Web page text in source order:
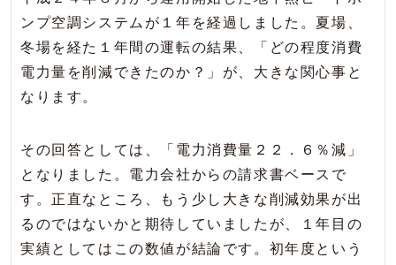
ンプ空調システムが１年を経過しました。夏場、
冬場を経た１年間の運転の結果、「どの程度消費
電力量を削減できたのか？」が、大きな関心事と
なります。
その回答としては、「電力消費量２２．６％減」
となりました。電力会社からの請求書ベースで
す。正直なところ、もう少し大きな削減効果が出
るのではないかと期待していましたが、１年目の
実績としてはこの数値が結論です。初年度という